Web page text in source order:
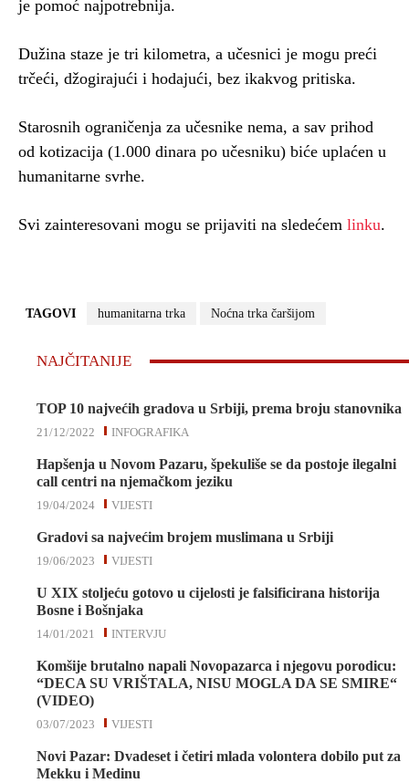
je pomoć najpotrebnija.
Dužina staze je tri kilometra, a učesnici je mogu preći
trčeći, džogirajući i hodajući, bez ikakvog pritiska.
Starosnih ograničenja za učesnike nema, a sav prihod
od kotizacija (1.000 dinara po učesniku) biće uplaćen u
humanitarne svrhe.
Svi zainteresovani mogu se prijaviti na sledećem linku.
TAGOVI humanitarna trka Noćna trka čaršijom
NAJČITANIJE
TOP 10 najvećih gradova u Srbiji, prema broju stanovnika
INFOGRAFIKA
21/12/2022
Hapšenja u Novom Pazaru, špekuliše se da postoje ilegalni
call centri na njemačkom jeziku
VIJESTI
19/04/2024
Gradovi sa najvećim brojem muslimana u Srbiji
VIJESTI
19/06/2023
U XIX stoljeću gotovo u cijelosti je falsificirana historija
Bosne i Bošnjaka
INTERVJU
14/01/2021
Komšije brutalno napali Novopazarca i njegovu porodicu:
“DECA SU VRIŠTALA, NISU MOGLA DA SE SMIRE“
(VIDEO)
VIJESTI
03/07/2023
Novi Pazar: Dvadeset i četiri mlada volontera dobilo put za
Mekku i Medinu